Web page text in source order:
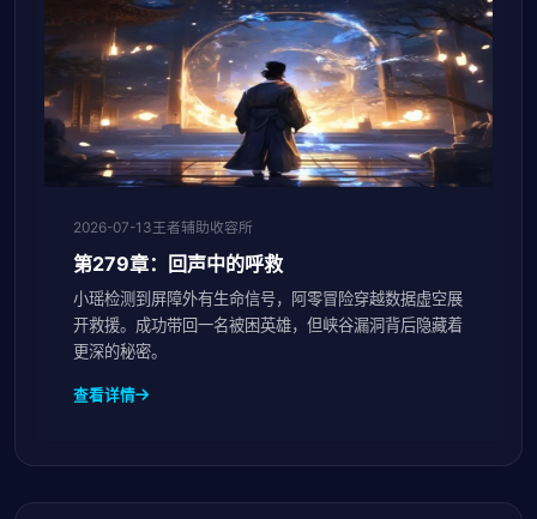
2026-07-13王者辅助收容所
第279章：回声中的呼救
小瑶检测到屏障外有生命信号，阿零冒险穿越数据虚空展
开救援。成功带回一名被困英雄，但峡谷漏洞背后隐藏着
更深的秘密。
查看详情